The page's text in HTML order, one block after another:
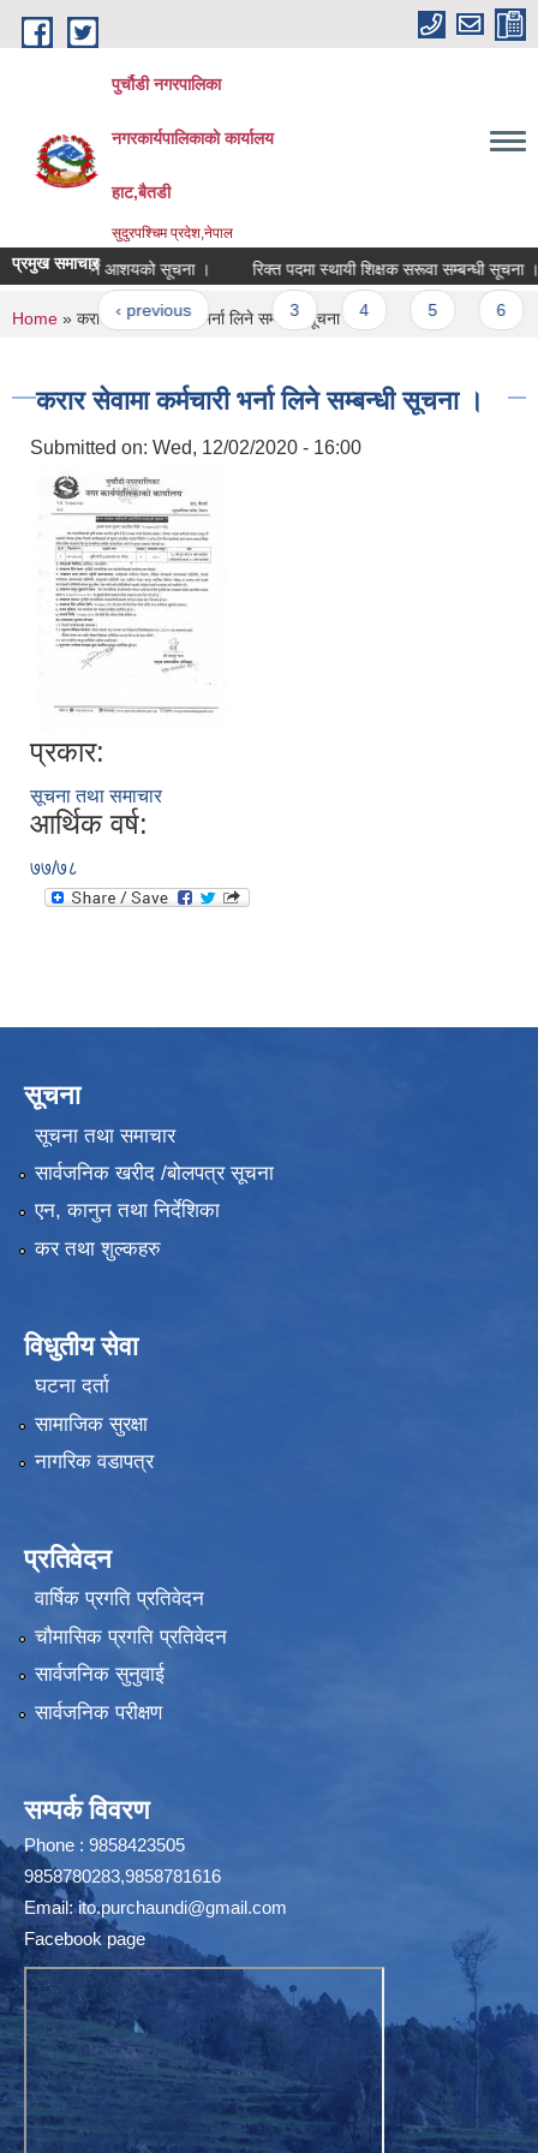
Skip to main content
पुर्चौडी नगरपालिका
नगरकार्यपालिकाकाे कार्यालय
हाट,बैतडी
सुदुरपश्चिम प्रदेश,नेपाल
प्रमुख समाचार
स्वीकृत गर्ने आशयको सूचना । रिक्त पदमा स्थायी शिक्षक सरूवा सम्बन्धी सूचना ।
first ‹ previous … 3 4
You are here
Home » करार सेवामा कर्मचारी भर्ना लिने सम्बन्धी सूचना ।
करार सेवामा कर्मचारी भर्ना लिने सम्बन्धी सूचना ।
Submitted on: Wed, 12/02/2020 - 16:00
प्रकार:
सूचना तथा समाचार
आर्थिक वर्ष:
७७/७८
सूचना
सूचना तथा समाचार
सार्वजनिक खरीद /बोलपत्र सूचना
एन, कानुन तथा निर्देशिका
कर तथा शुल्कहरु
विधुतीय सेवा
घटना दर्ता
सामाजिक सुरक्षा
नागरिक वडापत्र
प्रतिवेदन
वार्षिक प्रगति प्रतिवेदन
चौमासिक प्रगति प्रतिवेदन
सार्वजनिक सुनुवाई
सार्वजनिक परीक्षण
सम्पर्क विवरण
Phone : 9858423505
9858780283,9858781616
Email:ito.purchaundi@gmail.com
Facebook page